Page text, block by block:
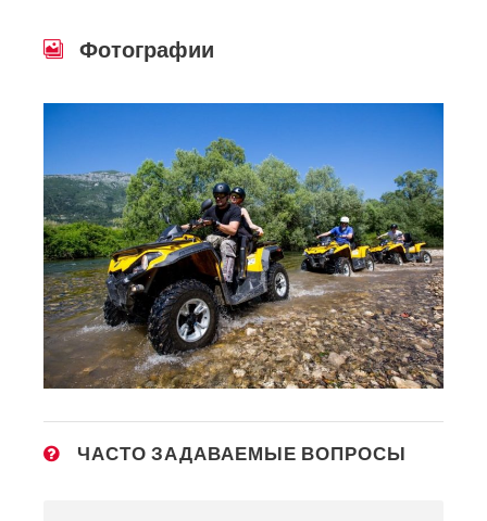
Фотографии
ЧАСТО ЗАДАВАЕМЫЕ ВОПРОСЫ